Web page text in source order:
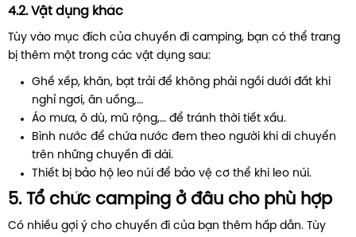
4.2. Vật dụng khác
Tùy vào mục đích của chuyến đi camping, bạn có thể trang
bị thêm một trong các vật dụng sau:
Ghế xếp, khăn, bạt trải để không phải ngồi dưới đất khi
nghỉ ngơi, ăn uống,…
Áo mưa, ô dù, mũ rộng,… để tránh thời tiết xấu.
Bình nước để chứa nước đem theo người khi di chuyển
trên những chuyến đi dài.
Thiết bị bảo hộ leo núi để bảo vệ cơ thể khi leo núi.
5. Tổ chức camping ở đâu cho phù hợp
Có nhiều gợi ý cho chuyến đi của bạn thêm hấp dẫn. Tùy